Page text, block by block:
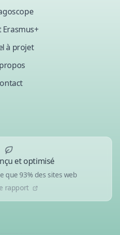
Erasmus+
à projet
et optimisé
que 93% des sites web
rapport